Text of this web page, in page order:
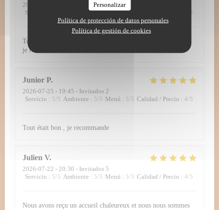
Personalizar
Política de protección de datos personales
Política de gestión de cookies
2026-07-28
- 19:00 - Invitados 2
Servicio
: 5/5 Menú: 5/5 /5
Tout simplement délicieux ! Et un formidable accueil aussi -
je recommande 👍
Junior P
2026-07-25 - 19:45 - Invitados 2
Servicio : 5/5 Ambiente : 5/5 Menú : 5/5 Calidad / Precio : 4/5
Tout était bon , je recommande
Julien V
2026-07-22 - 20:30 - Invitados 5
Servicio : 5/5 Ambiente : 5/5 Menú : 5/5 Calidad / Precio : 4/5
Nous avons reçu un accueil chaleureux et nous nous sommes